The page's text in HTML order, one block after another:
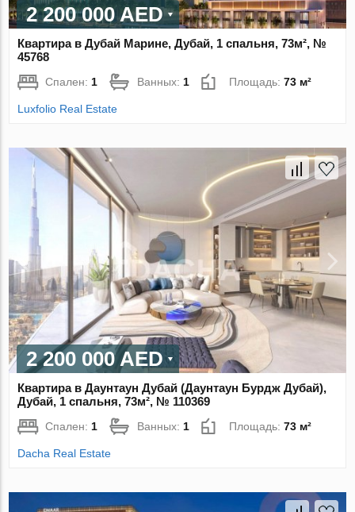
2 200 000 AED
Квартира в Дубай Марине, Дубай, 1 спальня, 73м², №
45768
Спален:1 Ванных:1 Площадь:73 м²
Luxfolio Real Estate
2 200 000 AED
Квартира в Даунтаун Дубай (Даунтаун Бурдж Дубай),
Дубай, 1 спальня, 73м², № 110369
Спален: 1 Ванных: 1 Площадь:73 м²
Dacha Real Estate